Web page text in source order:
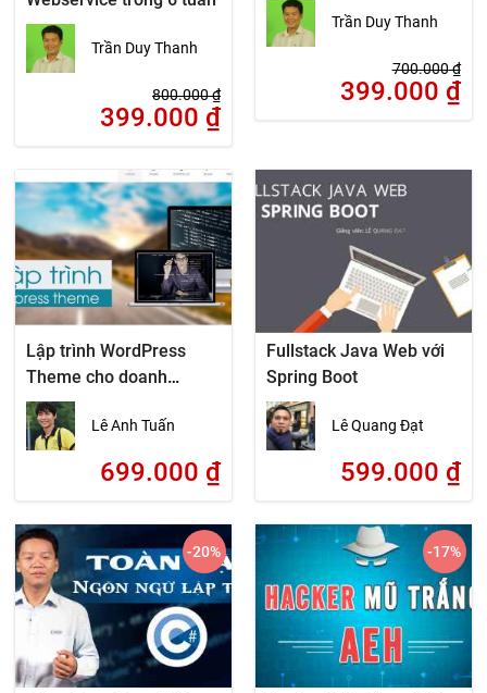
Trần Duy Thanh
800.000₫
399.000 ₫
Trần Duy Thanh
700.000₫
399.000 ₫
Lập trình WordPress
Theme cho doanh
nghiệp cùng Bootstrap
Lê Anh Tuấn
699.000 ₫
Fullstack Java Web với
Spring Boot
Lê Quang Đạt
599.000 ₫
-20% -17%